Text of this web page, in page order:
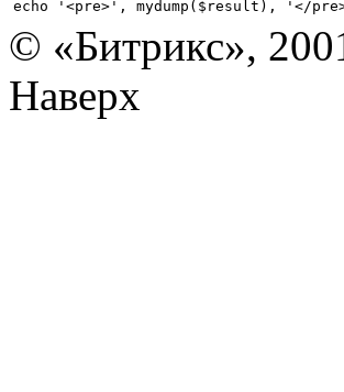
© «Битрикс»,
Наверх